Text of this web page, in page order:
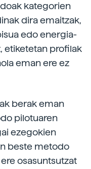
kategorien
dira emaitzak,
edo energia-
etiketetan profilak
eman ere ez
berak eman
pilotuaren
ezegokien
beste metodo
ere osasuntsutzat